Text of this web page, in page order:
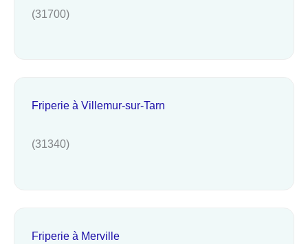
(31700)
Friperie à Villemur-sur-Tarn
(31340)
Friperie à Merville